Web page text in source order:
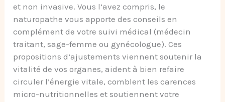
et non invasive. Vous l’avez compris, le
naturopathe vous apporte des conseils en
complément de votre suivi médical (médecin
traitant, sage-femme ou gynécologue). Ces
propositions d’ajustements viennent soutenir la
vitalité de vos organes, aident à bien refaire
circuler l’énergie vitale, comblent les carences
micro-nutritionnelles et soutiennent votre